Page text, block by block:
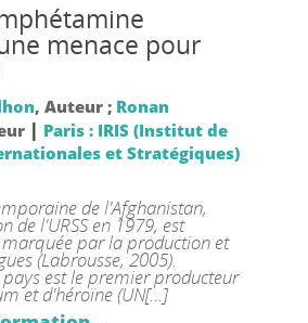
menace pour
, Auteur ; Ronan
| Paris : IRIS (Institut de
et Stratégiques)
de l'Afghanistan,
de l'URSS en 1979, est
par la production et
(Labrousse, 2005).
est le premier producteur
et d'héroïne (UN[...]